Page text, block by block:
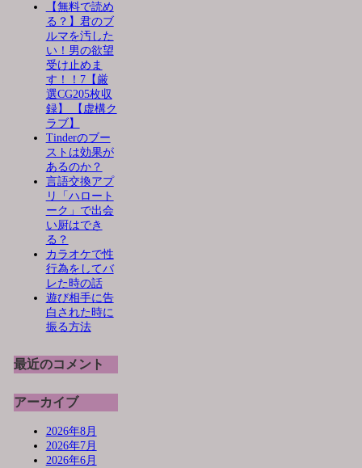
【無料で読め
る？】君のブ
ルマを汚した
い！男の欲望
受け止めま
す！！7【厳
選CG205枚収
録】 【虚構ク
ラブ】
Tinderのブー
ストは効果が
あるのか？
言語交換アプ
リ「ハロート
ーク」で出会
い厨はでき
る？
カラオケで性
行為をしてバ
レた時の話
遊び相手に告
白された時に
振る方法
最近のコメント
アーカイブ
2026年8月
2026年7月
2026年6月